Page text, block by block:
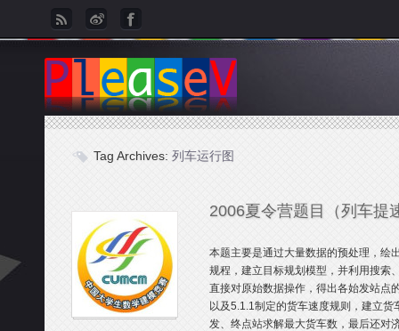
Tag Archives: 列车运行图
2006夏令营题目（列车提
本题主要是通过大量数据的预处理，绘
规程，建立目标规划模型，并利用搜索
直接对原始数据操作，得出各始发站点
以及5.1.1制定的货车速度规则，建立
发、终点站求解最大货车数，最后还对